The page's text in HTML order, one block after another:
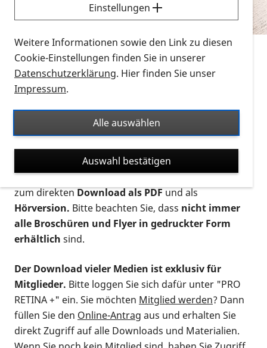
suchen und dieses bestellen bzw. herunterladen
können? Schauen Sie sich dieErklärvideos zum
Thema Infomaterial auf der PRO RETINA-Website
für blinde und sehbehinderte Menschen an.
Auf dieser Seite finden Sie sämtliches Infomaterial
Ort. Nutzen Sie den Formatfilter, um ausschließlich
nach Flyern und Broschüren, Audios oder Videos zu
suchen. Die meisten Flyer und Broschüren werden in
verschiedenen Formaten angeboten: zur
postalischen Bestellung als gedruckte Variante
zum direktenDownload als PDFund als
Hörversion. Bitte beachten Sie, dass nicht immer
alle Broschüren und Flyer in gedruckter Form
erhältlich sind.
Der Download vieler Medien ist exklusiv für
Mitglieder. Bitte loggen Sie sich dafür unter "PRO
RETINA +" ein. Sie möchten Mitglied werden? Dann
füllen Sie den Online-Antrag aus und erhalten Sie
direkt Zugriff auf alle Downloads und Materialien.
Einstellungen
Weitere Informationen sowie den Link zu diesen
Cookie-Einstellungen finden Sie in unserer
Datenschutzerklärung. Hier finden Sie unser
Impressum.
Alle auswählen
Auswahl bestätigen